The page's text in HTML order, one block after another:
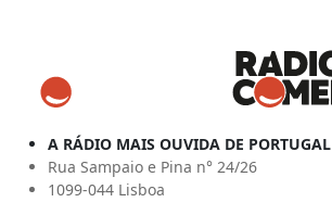
A RÁDIO MAIS OUVIDA DE PORTUGAL
Rua Sampaio e Pina n° 24/26
1099-044 Lisboa